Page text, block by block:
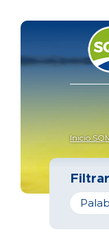
Inicio